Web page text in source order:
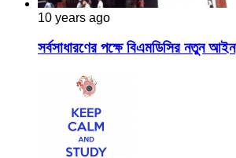
10 years ago
সর্বসাধারণের পক্ষে বিএমডিসির নতুন আইন